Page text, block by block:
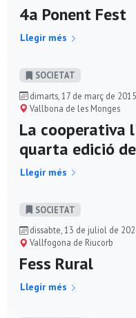
4a Ponent Fest
Llegir més
SOCIETAT
dimarts, 17 de març de 2015
Vallbona de les Monges
La cooperativa
quarta edició
Llegir més
SOCIETAT
dissabte, 13 de juliol de
Vallfogona de Riucorb
Fess Rural
Llegir més